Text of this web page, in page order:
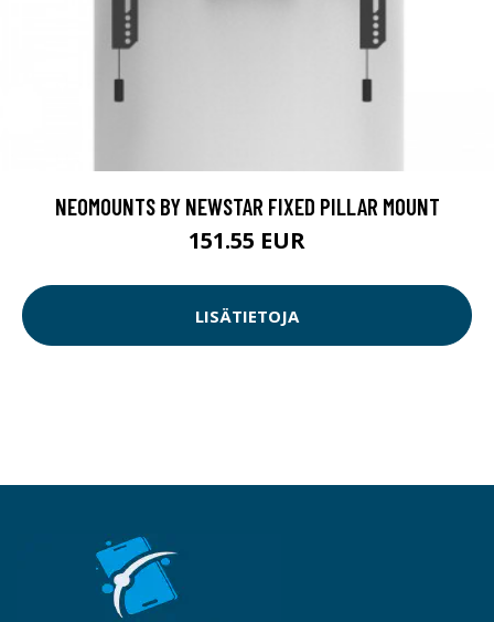
NEOMOUNTS BY NEWSTAR FIXED PILLAR MOUNT
151.55 EUR
LISÄTIETOJA